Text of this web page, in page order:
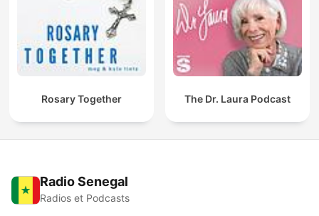
Rosary Together The Dr. Laura Podcast
Radio Senegal
Radios et Podcasts